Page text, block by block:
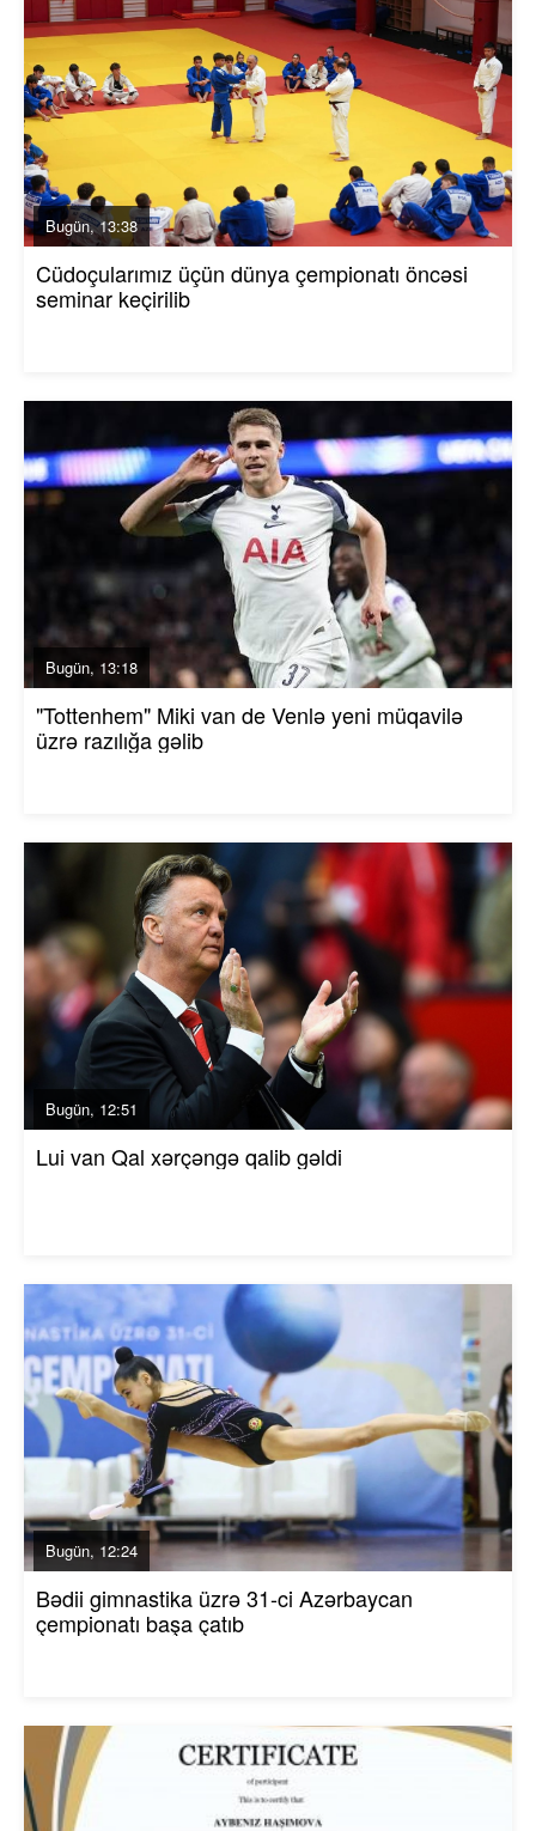
Bugün, 13:38
Cüdoçularımız üçün dünya çempionatı öncəsi
seminar keçirilib
Bugün, 13:18
"Tottenhem" Miki van de Venlə yeni müqavilə
üzrə razılığa gəlib
Bugün, 12:51
Lui van Qal xərçəngə qalib gəldi
Bugün, 12:24
Bədii gimnastika üzrə 31-ci Azərbaycan
çempionatı başa çatıb